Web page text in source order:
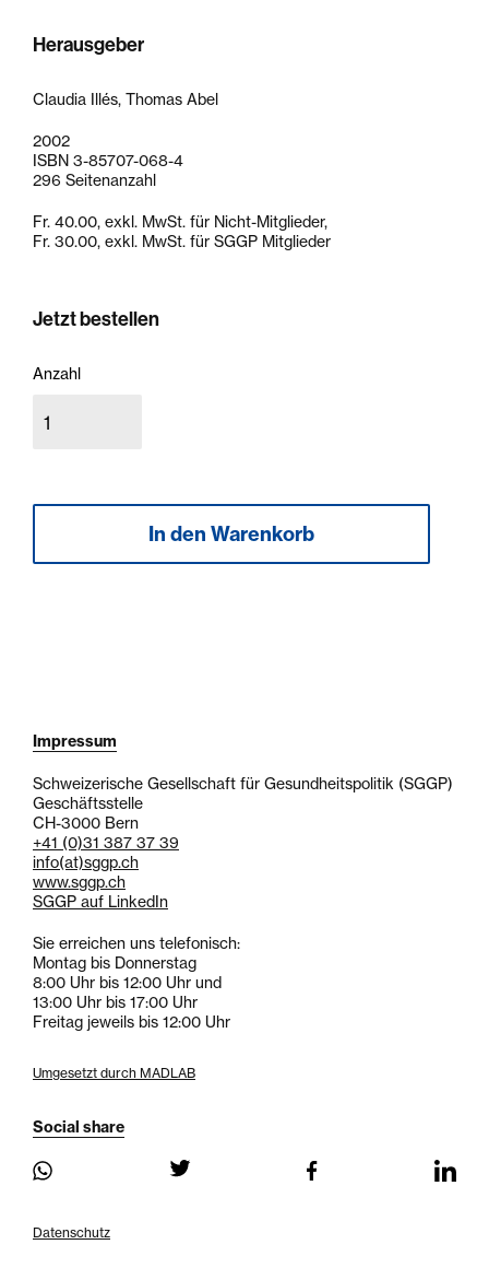
Herausgeber
Claudia Illés, Thomas Abel
2002
ISBN 3-85707-068-4
296 Seitenanzahl
Fr. 40.00, exkl. MwSt. für Nicht-Mitglieder,
Fr. 30.00, exkl. MwSt. für SGGP Mitglieder
Jetzt bestellen
Anzahl
Impressum
Schweizerische Gesellschaft für Gesundheitspolitik (SGGP)
Geschäftsstelle
CH-3000 Bern
+41 (0)31 387 37 39
info(at)sggp.ch
www.sggp.ch
SGGP auf LinkedIn
Sie erreichen uns telefonisch:
Montag bis Donnerstag
8:00 Uhr bis 12:00 Uhr und
13:00 Uhr bis 17:00 Uhr
Freitag jeweils bis 12:00 Uhr
Umgesetzt durch MADLAB
Social share
Datenschutz